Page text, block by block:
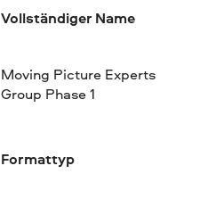
Vollständiger Name
Moving Picture Experts
Group Phase 1
Formattyp